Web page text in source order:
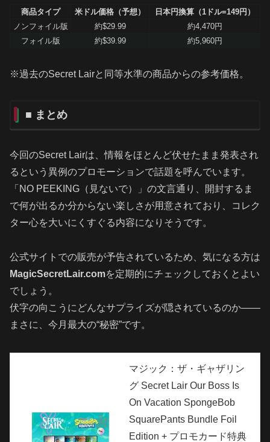
商品タイプ 米ドル価格（予想）
日本円換算（1ドル=149円）
ノンフォイル版
約$29.99
約4,470円
フォイル版
約$39.99 約5,960円
※過去のSecret Lairと同等水準の商品からの参考価格。
■ まとめ
今回のSecret Lairは、情報をほとんど伏せたまま発表され
るという異例のプロモーションで話題を呼んでいます。
「NO PEEKING（見ないで）」の文言通り、開封するま
で何が出るか分からない楽しさが用意されており、コレク
ター心を大いにくすぐる内容になりそうです。
公式サイトでの販売が予告されているため、気になる方は
MagicSecretLair.comを定期的にチェックしておくとよい
でしょう。
伏字の向こうにどんなサプライズが隠されているのか——
まさに、今月最大の“秘密”です。
マジック：ザ・ギャザリン
グ Secret Lair Our Boss Is
On Vacation SpongeBob
SquarePants Bundle Foil
Edition + プロモカード特典